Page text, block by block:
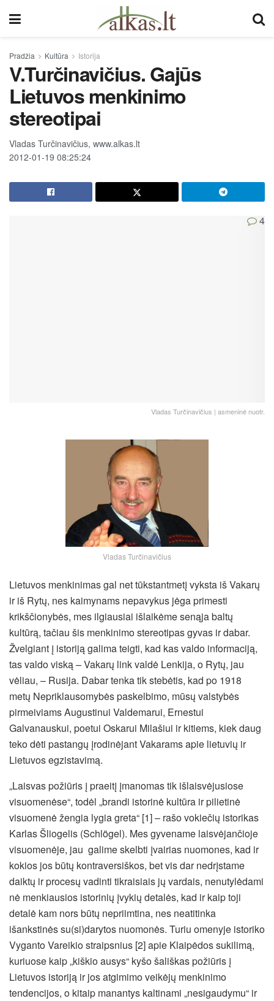
Pradžia Kultūra Istorija
V.Turčinavičius. Gajūs
Lietuvos menkinimo
stereotipai
Vladas Turčinavičius, www.alkas.lt
2012-01-19 08:25:24
4
Vladas Turčinavičius | asmeninė nuotr.
Vladas Turčinavičius
Lietuvos menkinimas gal net tūkstantmetį vyksta iš Vakarų
ir iš Rytų, nes kaimynams nepavykus jėga primesti
krikščionybės, mes ilgiausiai išlaikėme senąja baltų
kultūrą, tačiau šis menkinimo stereotipas gyvas ir dabar.
Žvelgiant į istoriją galima teigti, kad kas valdo informaciją,
tas valdo viską – Vakarų link valdė Lenkija, o Rytų, jau
vėliau, – Rusija. Dabar tenka tik stebėtis, kad po 1918
metų Nepriklausomybės paskelbimo, mūsų valstybės
pirmeiviams Augustinui Valdemarui, Ernestui
Galvanauskui, poetui Oskarui Milašiui ir kitiems, kiek daug
teko dėti pastangų įrodinėjant Vakarams apie lietuvių ir
Lietuvos egzistavimą.
„Laisvas požiūris į praeitį įmanomas tik išlaisvėjusiose
visuomenėse“, todėl „brandi istorinė kultūra ir pilietinė
visuomenė žengia lygia greta“ [1] – rašo vokiečių istorikas
Karlas Šliogelis (Schlögel). Mes gyvename laisvėjančioje
visuomenėje, jau galime skelbti įvairias nuomones, kad ir
kokios jos būtų kontraversiškos, bet vis dar nedrįstame
daiktų ir procesų vadinti tikraisiais jų vardais, nenutylėdami
nė menkiausios istorinių įvykių detalės, kad ir kaip toji
detalė kam nors būtų nepriimtina, nes neatitinka
išankstinės su(si)darytos nuomonės. Turiu omenyje istoriko
Vyganto Vareikio straipsnius [2] apie Klaipėdos sukilimą,
kuriuose kaip „kiškio ausys“ kyšo šališkas požiūris į
Lietuvos istoriją ir jos atgimimo veikėjų menkinimo
tendencijos, o kitaip manantys kaltinami „nesigaudymu“ ir